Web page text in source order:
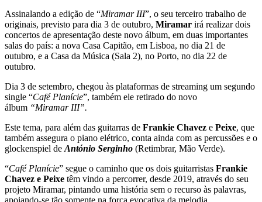
Assinalando a edição de “Miramar III”, o seu terceiro trabalho de
originais, previsto para dia 3 de outubro, Miramar irá realizar dois
concertos de apresentação deste novo álbum, em duas importantes
salas do país: a nova Casa Capitão, em Lisboa, no dia 21 de
outubro, e a Casa da Música (Sala 2), no Porto, no dia 22 de
outubro.
Dia 3 de setembro, chegou às plataformas de streaming um segundo
single “Café Planície”, também ele retirado do novo
álbum “Miramar III”.
Este tema, para além das guitarras de Frankie Chavez e Peixe, que
também assegura o piano elétrico, conta ainda com as percussões e o
glockenspiel de António Serginho (Retimbrar, Mão Verde).
“Café Planície” segue o caminho que os dois guitarristas Frankie
Chavez e Peixe têm vindo a percorrer, desde 2019, através do seu
projeto Miramar, pintando uma história sem o recurso às palavras,